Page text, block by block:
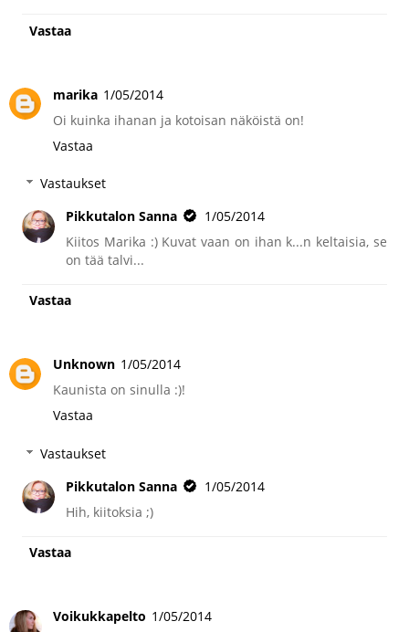
Vastaa
marika 1/05/2014
Oi kuinka ihanan ja kotoisan näköistä on!
Vastaa
Vastaukset
Pikkutalon Sanna
1/05/2014
Kiitos Marika :) Kuvat vaan on ihan k...n keltaisia, se
on tää talvi...
Vastaa
Unknown 1/05/2014
Kaunista on sinulla :)!
Vastaa
Vastaukset
Pikkutalon Sanna
1/05/2014
Hih, kiitoksia ;)
Vastaa
Voikukkapelto 1/05/2014